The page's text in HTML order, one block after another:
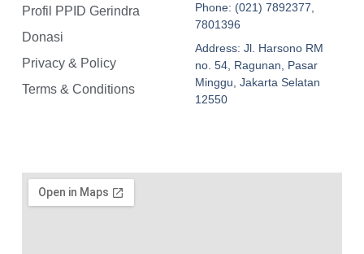
Profil PPID Gerindra
Donasi
Privacy & Policy
Terms & Conditions
Phone: (021) 7892377,
7801396
Address: Jl. Harsono RM
no. 54, Ragunan, Pasar
Minggu, Jakarta Selatan
12550